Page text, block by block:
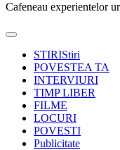
Cafeneau experientelor
STIRIStiri
POVESTEA TA
INTERVIURI
TIMP LIBER
FILME
LOCURI
POVESTI
Publicitate